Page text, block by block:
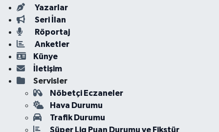
Yazarlar
Seri İlan
Röportaj
Anketler
Künye
İletişim
Servisler
Nöbetçi Eczaneler
Hava Durumu
Trafik Durumu
Süper Lig Puan Durumu ve Fikstür